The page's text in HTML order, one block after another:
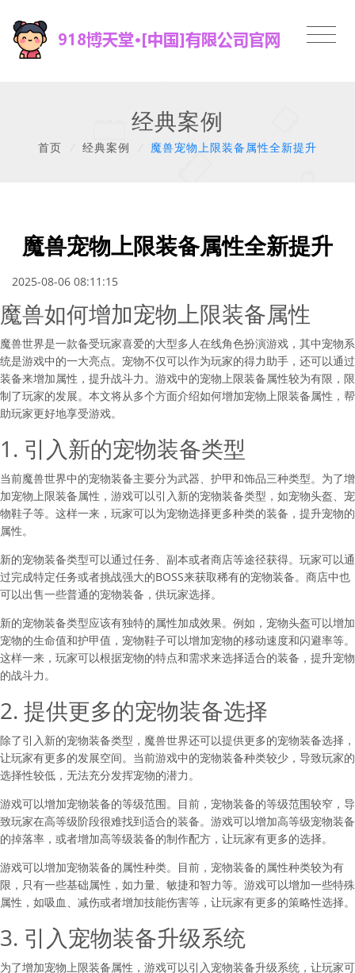
经典案例
首页 经典案例 魔兽宠物上限装备属性全新提升
魔兽宠物上限装备属性全新提升
2025-08-06 08:11:15
魔兽如何增加宠物上限装备属性
魔兽世界是一款备受玩家喜爱的大型多人在线角色扮演游戏，其中宠物系
统是游戏中的一大亮点。宠物不仅可以作为玩家的得力助手，还可以通过
装备来增加属性，提升战斗力。游戏中的宠物上限装备属性较为有限，限
制了玩家的发展。本文将从多个方面介绍如何增加宠物上限装备属性，帮
助玩家更好地享受游戏。
1. 引入新的宠物装备类型
当前魔兽世界中的宠物装备主要分为武器、护甲和饰品三种类型。为了增
加宠物上限装备属性，游戏可以引入新的宠物装备类型，如宠物头盔、宠
物鞋子等。这样一来，玩家可以为宠物选择更多种类的装备，提升宠物的
属性。
新的宠物装备类型可以通过任务、副本或者商店等途径获得。玩家可以通
过完成特定任务或者挑战强大的BOSS来获取稀有的宠物装备。商店中也
可以出售一些普通的宠物装备，供玩家选择。
新的宠物装备类型应该有独特的属性加成效果。例如，宠物头盔可以增加
宠物的生命值和护甲值，宠物鞋子可以增加宠物的移动速度和闪避率等。
这样一来，玩家可以根据宠物的特点和需求来选择适合的装备，提升宠物
的战斗力。
2. 提供更多的宠物装备选择
除了引入新的宠物装备类型，魔兽世界还可以提供更多的宠物装备选择，
让玩家有更多的发展空间。当前游戏中的宠物装备种类较少，导致玩家的
选择性较低，无法充分发挥宠物的潜力。
游戏可以增加宠物装备的等级范围。目前，宠物装备的等级范围较窄，导
致玩家在高等级阶段很难找到适合的装备。游戏可以增加高等级宠物装备
的掉落率，或者增加高等级装备的制作配方，让玩家有更多的选择。
游戏可以增加宠物装备的属性种类。目前，宠物装备的属性种类较为有
限，只有一些基础属性，如力量、敏捷和智力等。游戏可以增加一些特殊
属性，如吸血、减伤或者增加技能伤害等，让玩家有更多的策略性选择。
3. 引入宠物装备升级系统
为了增加宠物上限装备属性，游戏可以引入宠物装备升级系统，让玩家可